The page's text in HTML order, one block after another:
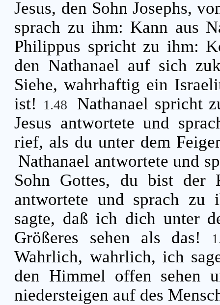
Jesus, den Sohn Josephs,
sprach zu ihm: Kann aus
Philippus spricht zu ihm:
den Nathanael auf sich
Siehe, wahrhaftig ein
ist!
1.48
Nathanael spricht
Jesus antwortete und
rief, als du unter dem
Nathanael antwortete und
Sohn Gottes, du bist
antwortete und sprach
sagte, daß ich dich unter
Größeres sehen als das!
Wahrlich, wahrlich, ich
den Himmel offen sehen
niedersteigen auf des